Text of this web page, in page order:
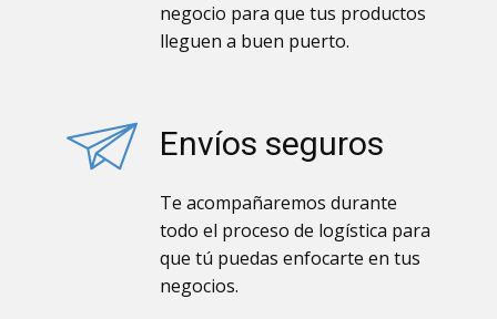
negocio para que tus productos
lleguen a buen puerto.
Envíos seguros
Te acompañaremos durante
todo el proceso de logística para
que tú puedas enfocarte en tus
negocios.